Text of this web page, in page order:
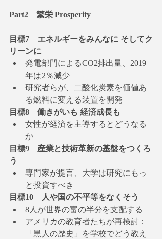
Part2　繁栄 Prosperity
目標7　エネルギーをみんなに そしてク
リーンに
発電部門によるCO2排出量、2019
年は2％減少
研究者らが、二酸化炭素を価値あ
る燃料に変える装置を開発
目標8　働きがいも 経済成長も
女性が経済を主導するとどうなる
か
目標9　産業と技術革新の基盤をつくろ
う
専門家が提言、大学は研究にもっ
と投資すべき
目標10　人や国の不平等をなくそう
8人が世界の富の半分を支配する
アメリカの教育者たちが再検討：
「黒人の歴史」を学校でどう教え